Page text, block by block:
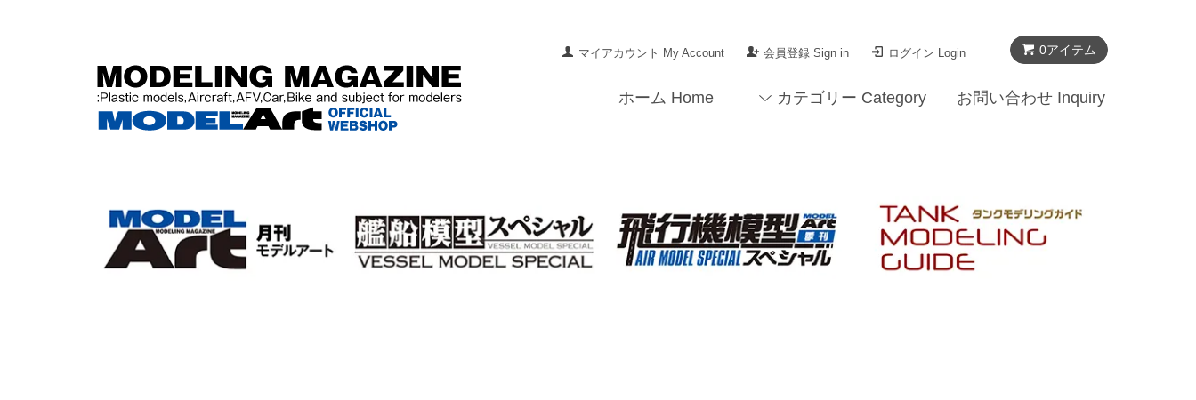
0アイテム
マイアカウント My Account 会員登録 Sign in ログイン Login
ホーム Home カテゴリー Category お問い合わせ Inquiry